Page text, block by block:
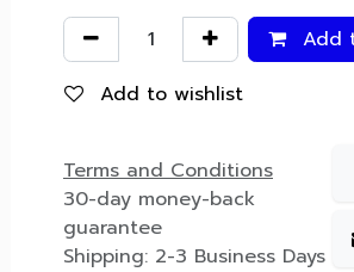
Add
Add to wishlist
Terms and Conditions
30-day money-back
guarantee
Shipping: 2-3 Business Days